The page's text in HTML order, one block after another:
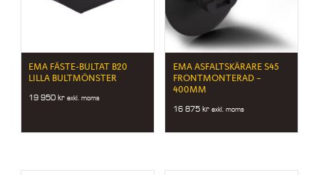
EMA FÄSTE-BULTAT B20
LILLA BULTMÖNSTER
19 950kr exkl. moms
EMA ASFALTSKÄRARE S45
FRONTMONTERAD –
400MM
16 875 kr exkl. moms